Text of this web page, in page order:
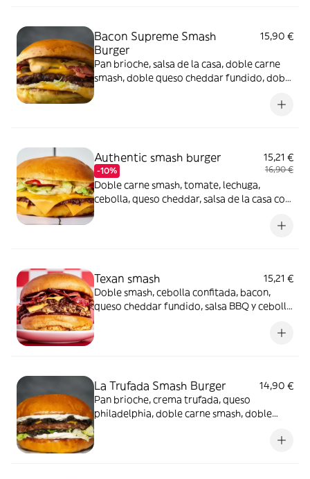
Bacon Supreme Smash
Burger
15,90 €
Pan brioche, salsa de la casa, doble carne
smash, doble queso cheddar fundido, doble
Authentic smash burger
-10%
15,21 €
16,90 €
Doble carne smash, tomate, lechuga,
cebolla, queso cheddar, salsa de la casa con
Texan smash
15,21 €
Doble smash, cebolla confitada, bacon,
queso cheddar fundido, salsa BBQ y cebolla
La Trufada Smash Burger
14,90 €
Pan brioche, crema trufada, queso
philadelphia, doble carne smash, doble